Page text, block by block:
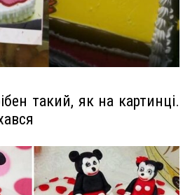
такий, як на картинці.